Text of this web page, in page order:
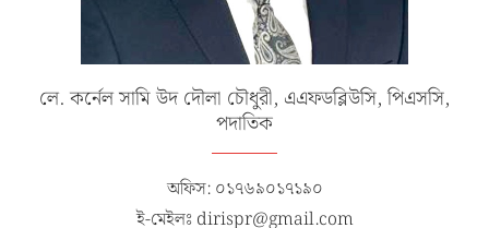
লে. কর্নেল সামি উদ দৌলা চৌধুরী, এএফডব্লিউসি, পিএসসি,
পদাতিক
অফিস: ০১৭৬৯০১৭১৯০
ই-মেইলঃ dirispr@gmail.com